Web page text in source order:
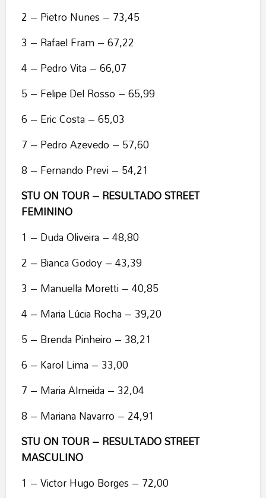
2 – Pietro Nunes – 73,45
3 – Rafael Fram – 67,22
4 – Pedro Vita – 66,07
5 – Felipe Del Rosso – 65,99
6 – Eric Costa – 65,03
7 – Pedro Azevedo – 57,60
8 – Fernando Previ – 54,21
STU ON TOUR – RESULTADO STREET
FEMININO
1 – Duda Oliveira – 48,80
2 – Bianca Godoy – 43,39
3 – Manuella Moretti – 40,85
4 – Maria Lúcia Rocha – 39,20
5 – Brenda Pinheiro – 38,21
6 – Karol Lima – 33,00
7 – Maria Almeida – 32,04
8 – Mariana Navarro – 24,91
STU ON TOUR – RESULTADO STREET
MASCULINO
1 – Victor Hugo Borges – 72,00